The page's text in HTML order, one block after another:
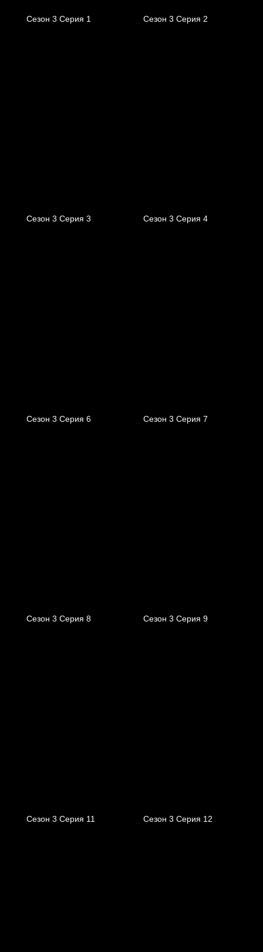
Сезон 3 Серия 1 Сезон 3 Серия 2
Сезон 3 Серия 3 Сезон 3 Серия 4
Сезон 3 Серия 6 Сезон 3 Серия 7
Сезон 3 Серия 8 Сезон 3 Серия 9
Сезон 3 Серия 11 Сезон 3 Серия 12